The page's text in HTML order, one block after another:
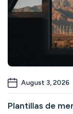
August 3, 2026
Plantillas de